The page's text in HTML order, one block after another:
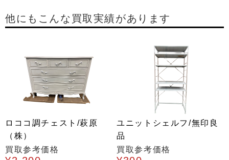
他にもこんな買取実績があります
ロココ調チェスト/萩原
（株）
買取参考価格
ユニットシェルフ/無印良
品
買取参考価格